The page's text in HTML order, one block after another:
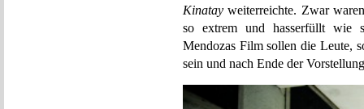
Kinatay weiterreichte. Zwar
so extrem und hasserfüllt wie
Mendozas Film sollen die Leute,
sein und nach Ende der